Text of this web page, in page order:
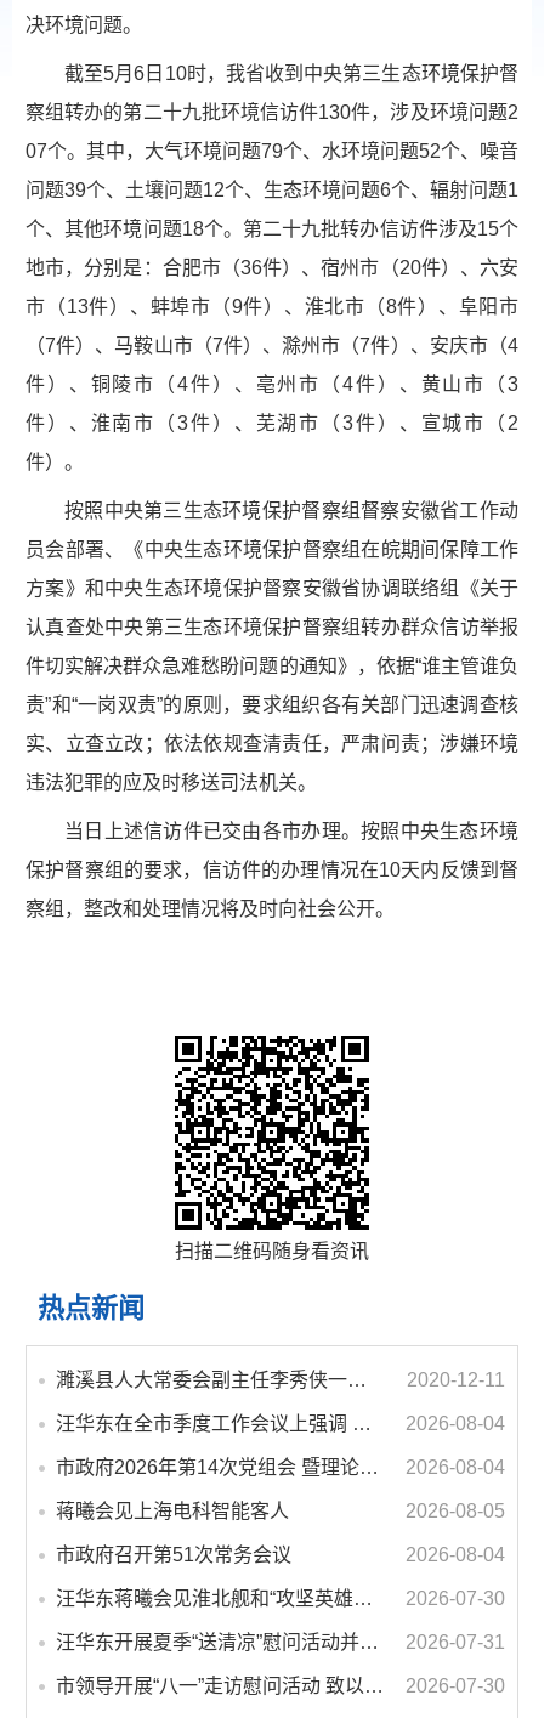
决环境问题。
截至5月6日10时，我省收到中央第三生态环境保护督
察组转办的第二十九批环境信访件130件，涉及环境问题2
07个。其中，大气环境问题79个、水环境问题52个、噪音
问题39个、土壤问题12个、生态环境问题6个、辐射问题1
个、其他环境问题18个。第二十九批转办信访件涉及15个
地市，分别是：合肥市（36件）、宿州市（20件）、六安
市（13件）、蚌埠市（9件）、淮北市（8件）、阜阳市
（7件）、马鞍山市（7件）、滁州市（7件）、安庆市（4
件）、铜陵市（4件）、亳州市（4件）、黄山市（3
件）、淮南市（3件）、芜湖市（3件）、宣城市（2
件）。
按照中央第三生态环境保护督察组督察安徽省工作动
员会部署、《中央生态环境保护督察组在皖期间保障工作
方案》和中央生态环境保护督察安徽省协调联络组《关于
认真查处中央第三生态环境保护督察组转办群众信访举报
件切实解决群众急难愁盼问题的通知》，依据“谁主管谁负
责”和“一岗双责”的原则，要求组织各有关部门迅速调查核
实、立查立改；依法依规查清责任，严肃问责；涉嫌环境
违法犯罪的应及时移送司法机关。
当日上述信访件已交由各市办理。按照中央生态环境
保护督察组的要求，信访件的办理情况在10天内反馈到督
察组，整改和处理情况将及时向社会公开。
扫描二维码随身看资讯
热点新闻
濉溪县人大常委会副主任李秀侠一行调研城乡客运一体化和治超工作 2020-12-11
汪华东在全市季度工作会议上强调 锚定打好“三仗”任务和年度预期目标不动摇 在全市上下掀起比学赶超争先进位的攻坚热潮 2026-08-04
市政府2026年第14次党组会 暨理论学习中心组学习会议召开 蒋曦主持会议并讲话 2026-08-04
蒋曦会见上海电科智能客人 2026-08-05
市政府召开第51次常务会议 2026-08-04
汪华东蒋曦会见淮北舰和“攻坚英雄连”官兵代表 2026-07-30
汪华东开展夏季“送清凉”慰问活动并调研专门教育工作 落实落细防暑降温措施 用心用情关爱一线职工 2026-07-31
市领导开展“八一”走访慰问活动 致以节日问候 畅叙鱼水深情 2026-07-30